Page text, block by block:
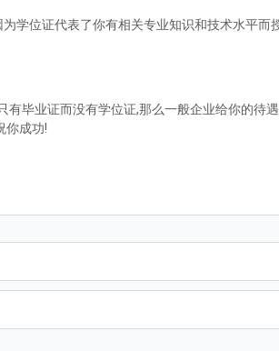
学位证代表了你有相关专业知识和技术水平而
毕业证而没有学位证,那么一般企业给你的待
你成功!